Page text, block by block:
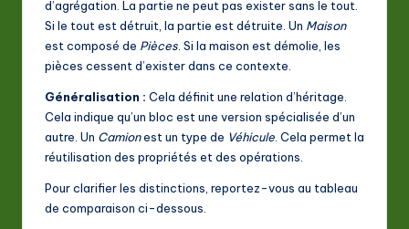
d’agrégation. La partie ne peut pas exister sans le tout.
Si le tout est détruit, la partie est détruite. Un Maison
est composé de Pièces. Si la maison est démolie, les
pièces cessent d’exister dans ce contexte.
Généralisation : Cela définit une relation d’héritage.
Cela indique qu’un bloc est une version spécialisée d’un
autre. Un Camionest un type de Véhicule. Cela permet la
réutilisation des propriétés et des opérations.
Pour clarifier les distinctions, reportez-vous au tableau
de comparaison ci-dessous.